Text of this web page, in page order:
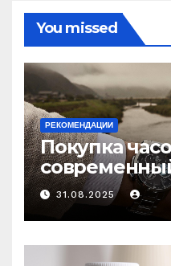
You missed
РЕКОМЕНДАЦИИ
Покупка
выбору
31.08.2025